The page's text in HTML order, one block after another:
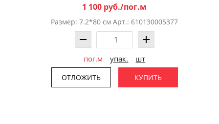
1 100 руб./пог.м
Размер: 7.2*80 см Арт.: 610130005377
пог.м упак. шт
ОТЛОЖИТЬ КУПИТЬ